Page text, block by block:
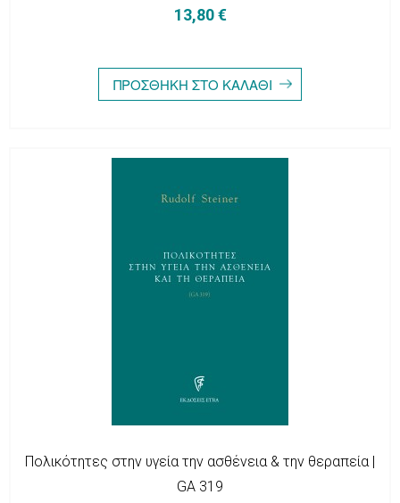
13,80 €
Πολικότητες στην υγεία την ασθένεια & την θεραπεία |
GA 319